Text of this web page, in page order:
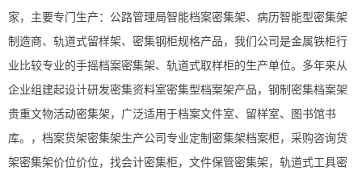
家，主要专门生产：公路管理局智能档案密集架、病历智能型密集架
制造商、轨道式留样架、密集钢柜规格产品，我们公司是金属铁柜行
业比较专业的手摇档案密集架、轨道式取样柜的生产单位。多年来从
企业组建起设计研发密集资料室密集型档案架产品，钢制密集档案架
贵重文物活动密集架，广泛适用于档案文件室、留样室、图书馆书
库。，档案货架密集架生产公司专业定制密集架档案柜，采购咨询货
架密集架价位价位，找会计密集柜，文件保管密集架，轨道式工具密